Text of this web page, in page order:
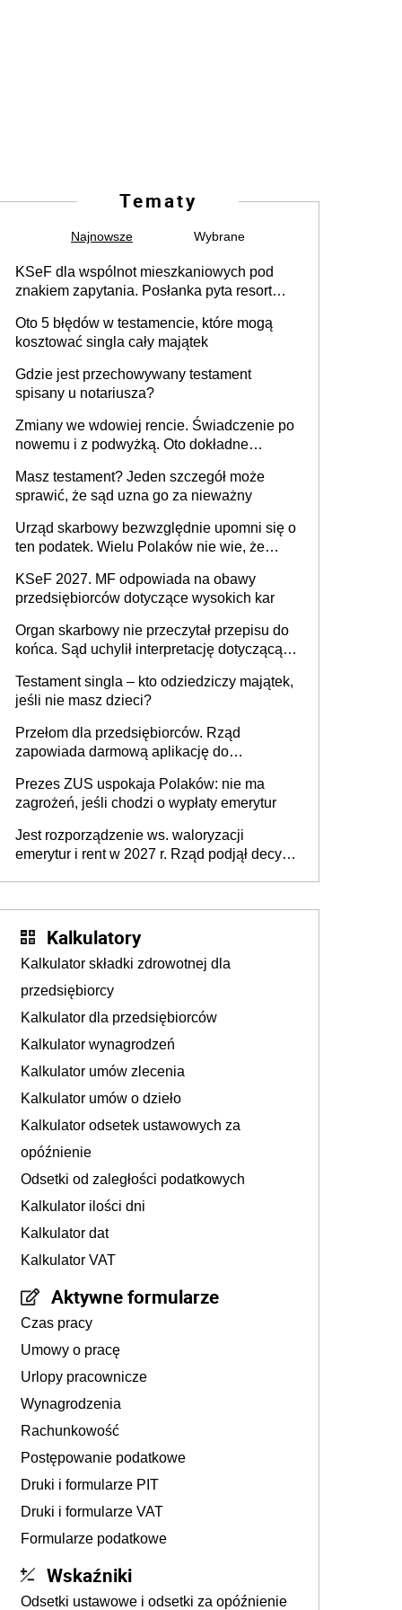
Tematy
Najnowsze Wybrane
KSeF dla wspólnot mieszkaniowych pod
znakiem zapytania. Posłanka pyta resort
Oto 5 błędów w testamencie, które mogą
kosztować singla cały majątek
Gdzie jest przechowywany testament
spisany u notariusza?
Zmiany we wdowiej rencie. Świadczenie po
nowemu i z podwyżką. Oto dokładne
Masz testament? Jeden szczegół może
sprawić, że sąd uzna go za nieważny
Urząd skarbowy bezwzględnie upomni się o
ten podatek. Wielu Polaków nie wie, że
oznacza kary
KSeF 2027. MF odpowiada na obawy
przedsiębiorców dotyczące wysokich kar
Organ skarbowy nie przeczytał przepisu do
końca. Sąd uchylił interpretację dotyczącą
Testament singla – kto odziedziczy majątek,
jeśli nie masz dzieci?
Przełom dla przedsiębiorców. Rząd
zapowiada darmową aplikację do
Prezes ZUS uspokaja Polaków: nie ma
zagrożeń, jeśli chodzi o wypłaty emerytur
Jest rozporządzenie ws. waloryzacji
emerytur i rent w 2027 r. Rząd podjął decyzję
Kalkulatory
Kalkulator składki zdrowotnej dla
przedsiębiorcy
Kalkulator dla przedsiębiorców
Kalkulator wynagrodzeń
Kalkulator umów zlecenia
Kalkulator umów o dzieło
Kalkulator odsetek ustawowych za
opóźnienie
Odsetki od zaległości podatkowych
Kalkulator ilości dni
Kalkulator dat
Kalkulator VAT
Aktywne formularze
Czas pracy
Umowy o pracę
Urlopy pracownicze
Wynagrodzenia
Rachunkowość
Postępowanie podatkowe
Druki i formularze PIT
Druki i formularze VAT
Formularze podatkowe
Wskaźniki
Odsetki ustawowe i odsetki za opóźnienie